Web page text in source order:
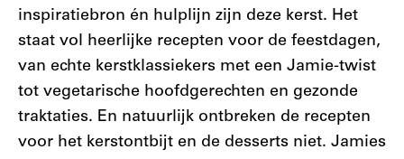
inspiratiebron én hulplijn zijn deze kerst. Het
staat vol heerlijke recepten voor de feestdagen,
van echte kerstklassiekers met een Jamie-twist
tot vegetarische hoofdgerechten en gezonde
traktaties. En natuurlijk ontbreken de recepten
voor het kerstontbijt en de desserts niet. Jamies